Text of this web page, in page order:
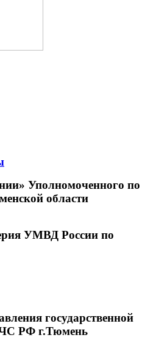
Уполномоченного по
области
УМВД России по
государственной
РФ г.Тюмень